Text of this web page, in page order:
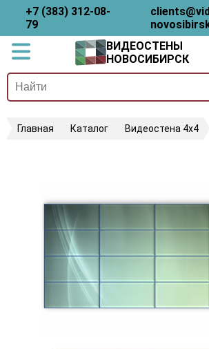
+7 (383) 312-08-
79
ВИДЕОСТЕНЫ
НОВОСИБИРСК
Главная Каталог Видеостена 4х4